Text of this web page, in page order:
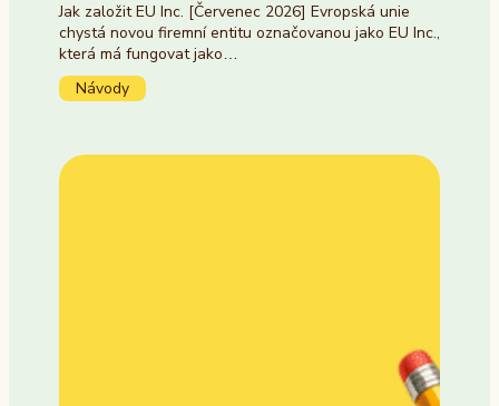
Jak založit EU Inc. [Červenec 2026] Evropská unie
chystá novou firemní entitu označovanou jako EU Inc.,
která má fungovat jako…
Návody